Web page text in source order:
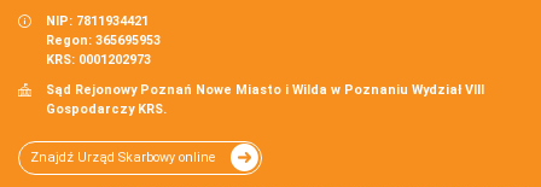
NIP: 7811934421
Regon: 365695953
KRS: 0001202973
Sąd Rejonowy Poznań Nowe Miasto i Wilda w Poznaniu Wydział VIII
Gospodarczy KRS.
Znajdź Urząd Skarbowy online